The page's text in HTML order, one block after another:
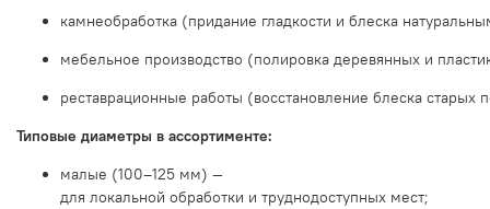
камнеобработка (придание гладкости и блеска
мебельное производство (полировка деревянных и
реставрационные работы (восстановление блеска старых
Типовые диаметры в ассортименте:
малые (100–125 мм) —
для локальной обработки и труднодоступных мест;